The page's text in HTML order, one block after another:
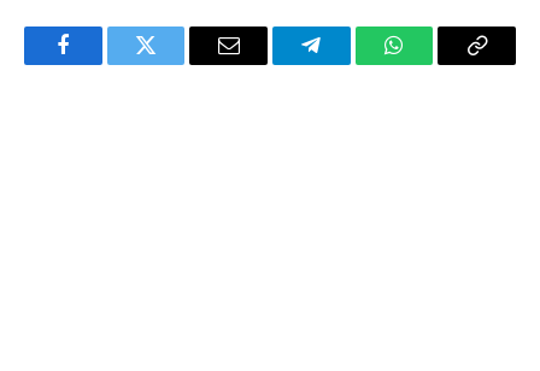
FacebookTwitter Email TelegramWhatsAppCopy